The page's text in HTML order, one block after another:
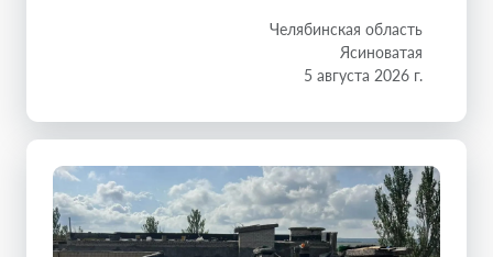
Челябинская область
Ясиноватая
5 августа 2026 г.